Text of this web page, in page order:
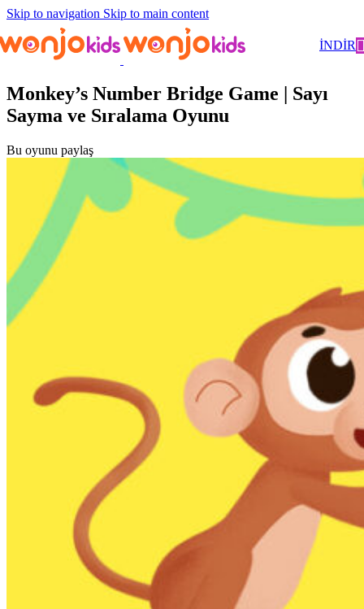
Skip to navigation Skip to main content
İNDİR
Oyunlar/ Monkey’s Number Bridge Game | Sayı Sayma ve
Sıralama Oyunu
Monkey’s Number Bridge Game | Sayı
Sayma ve Sıralama Oyunu
Bu oyunu paylaş